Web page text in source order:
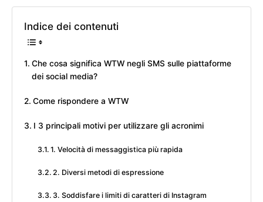
Indice dei contenuti
Che cosa significa WTW negli SMS sulle piattaforme
dei social media?
Come rispondere a WTW
I 3 principali motivi per utilizzare gli acronimi
1. Velocità di messaggistica più rapida
2. Diversi metodi di espressione
3. Soddisfare i limiti di caratteri di Instagram